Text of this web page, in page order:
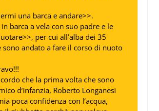
una barca e andare>>.
barca a vela con suo padre e le
per cui all’alba dei 35
sono andato a fare il corso di nuoto
che la prima volta che sono
d’infanzia, Roberto Longanesi
poca confidenza con l’acqua,